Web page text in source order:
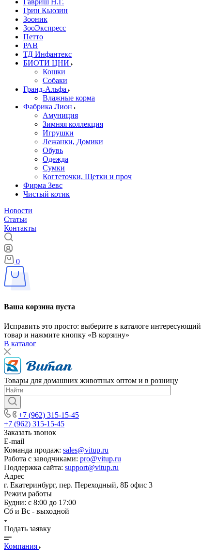
Гавриш Н.Г.
Грин Кьюзин
Зооник
ЗооЭкспресс
Петто
РАВ
ТД Инфантекс
БИОТИ ЦНИ
Кошки
Собаки
Гранд-Альфа
Влажные корма
Фабрика Лион
Амуниция
Зимняя коллекция
Игрушки
Лежанки, Домики
Обувь
Одежда
Сумки
Когтеточки, Щетки и проч
Фирма Зевс
Чистый котик
Новости
Статьи
Контакты
0
Ваша корзина пуста
Исправить это просто: выберите в каталоге интересующий
товар и нажмите кнопку «В корзину»
В каталог
Товары для домашних животных оптом и в розницу
+7 (962) 315-15-45
+7 (962) 315-15-45
Заказать звонок
E-mail
Команда продаж: sales@vitup.ru
Работа с заводчиками: pro@vitup.ru
Поддержка сайта: support@vitup.ru
Адрес
г. Екатеринбург, пер. Переходный, 8Б офис 3
Режим работы
Будни: с 8:00 до 17:00
Сб и Вс - выходной
Подать заявку
Компания